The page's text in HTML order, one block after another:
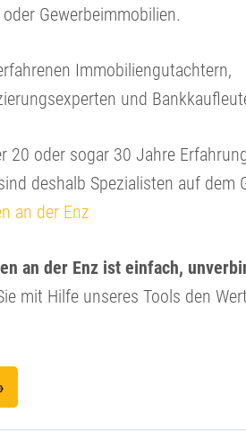
Gewerbeimmobilien.
Immobiliengutachtern,
und
20 oder sogar 30 Jahre
deshalb Spezialisten auf dem
an der Enz
an der Enz ist einfach,
mit Hilfe unseres Tools den